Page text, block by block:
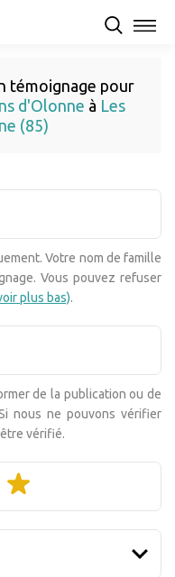
témoignage pour
d'Olonne à Les
(85)
Votre nom de famille
Vous pouvez refuser
plus bas).
de la publication ou de
nous ne pouvons vérifier
vérifié.